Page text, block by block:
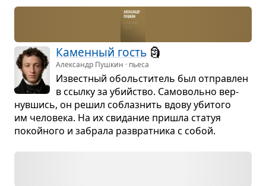
Камен­ный гость 🗿
Александр Пушкин · пьеса
Извест­ный обо­льсти­тель был отправ­лен
в ссылку за убийство. Само­вольно вер­
нув­шись, он решил соблаз­нить вдову уби­того
им чело­века. На их сви­да­ние при­шла ста­туя
покойного и забрала раз­врат­ника с собой.